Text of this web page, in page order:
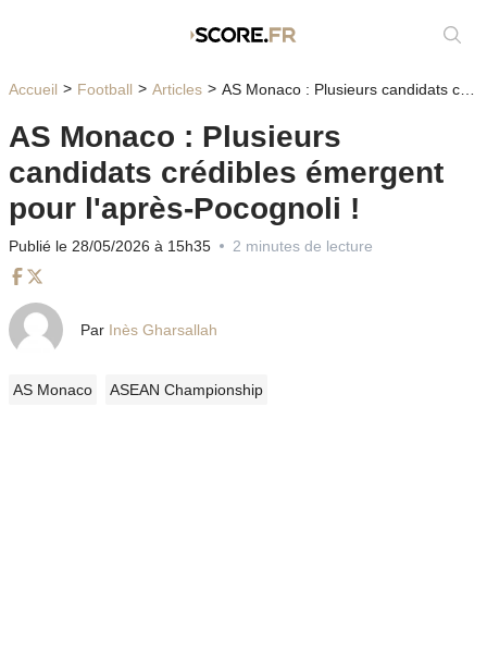
Accueil Football Articles AS Monaco : Plusieurs candidats crédibles émergent pour l'après-Pocognoli !
AS Monaco : Plusieurs
candidats crédibles émergent
pour l'après-Pocognoli !
Publié le 28/05/2026 à 15h35 2 minutes de lecture
Par Inès Gharsallah
AS Monaco ASEAN Championship